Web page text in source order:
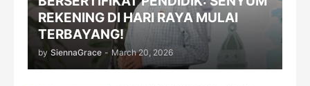
REKENING DI HARI RAYA MULAI
TERBAYANG!
by SiennaGrace - March 20, 2026